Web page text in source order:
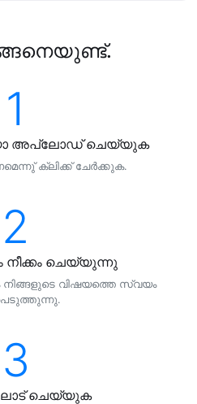
1
അപ്ലോഡ് ചെയ്യുക
ക്ലിക്ക് ചേര്‍ക്കുക.
2
നീക്കം ചെയ്യുന്നു
നിങ്ങളുടെ വിഷയത്തെ സ്വയം
3
ചെയ്യുക